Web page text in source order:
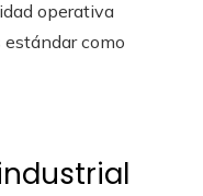
operativa
como